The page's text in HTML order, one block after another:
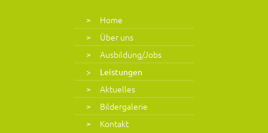
Home
Über uns
Ausbildung/Jobs
Leistungen
Aktuelles
Bildergalerie
Kontakt